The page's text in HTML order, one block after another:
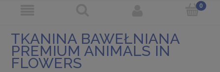
TKANINA BAWEŁNIANA
PREMIUM ANIMALS IN
FLOWERS